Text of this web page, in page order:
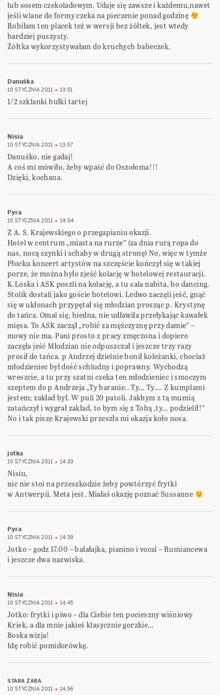
lub sosem czekoladowym. Udaje się zawsze i każdemu,nawet
jeśli wlane do formy czeka na pieczenie ponad godzinę
Robiłam ten placek też w wersji bez żółtek, jest wtedy
bardziej puszysty.
Żółtka wykorzystywałam do kruchych babeczek.
Danuśka
10 STYCZNIA 2011 13:51
1/2 szklanki bułki tartej
Nisia
10 STYCZNIA 2011 13:57
Danuśko, nie gadaj!
A coś mi mówiło, żeby wpaść do Oszołoma!!!
Dzięki, kochana.
Pyra
10 STYCZNIA 2011 14:04
Z A. S. Krajewskiego o przegapianiu okazji.
Hotel w centrum „miasta na rurze” (za dnia rurą ropa do
nas, nocą szynki i schaby w drugą stronę) No, więc w tymże
Płocku koncert artystów na szczęście kończył się w takiej
porze, że można było zjeść kolację w hotelowej restauracji.
K.Loska i ASK poszli na kolację, a tu sala nabita, bo dancing.
Stolik dostali jako goście hotelowi. Ledwo zaczęli jeść, gnąć
się w ukłonach przypętał się młodzian prosząc p. Krystynę
do tańca. Omal się, biedna, nie udławiła przełykając kawałek
mięsa. To ASK zaczął „robić za mężczyznę przy damie” –
mowy nie ma. Pani prosto z pracy zmęczona i dopiero
zaczęła jeść Młodzian nie odpuszczał i jeszcze trzy razy
prosił do tańca. p Andrzej dzielnie bonił koleżanki, chociaż
młodzieniec był dość schludny i poprawny. Wychodzą
wreszcie, a tu przy szatni czeka ten młodzieniec i smoczym
szeptem do p Andrzeja „Ty baranie.. Ty… Ty…. Z kumplami
jestem; zakład był. W puli 20 patoli. Jakbym z tą mumią
zatańczył i wygrał zakład, to bym się z Tobą ,ty… podzielił!”
No i tak pisze Krajewski przeszła mi okazja koło nosa.
jotka
10 STYCZNIA 2011 14:33
Nisiu,
nic nie stoi na przeszkodzie żeby powtórzyć frytki
w Antwerpii. Meta jest. Miałaś okazję poznać Sussanne
Pyra
10 STYCZNIA 2011 14:39
Jotko – godz 17.00 – bałałajka, pianino i vocal – Rumiancewa
i jeszcze dwa nazwiska.
Nisia
10 STYCZNIA 2011 14:45
Jotko: frytki i piwo – dla Ciebie ten pocieszny wiśniowy
Kriek, a dla mnie jakieś klasycznie gorzkie…
Boska wizja!
Idę robić pomidorówkę.
STARA ŻABA
10 STYCZNIA 2011
14:56